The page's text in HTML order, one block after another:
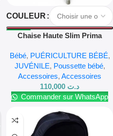
COULEUR
Chaise Haute Slim Prima
Bébé, PUÉRICULTURE BÉBÉ,
JUVÉNILE, Poussette bébé,
Accessoires, Accessoires
د.ت
Commander sur WhatsApp